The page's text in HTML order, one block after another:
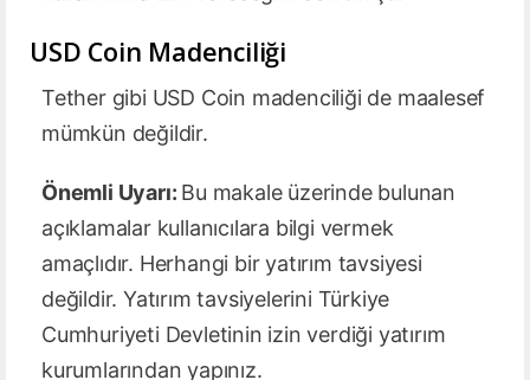
USD Coin Madenciliği
Tether gibi USD Coin madenciliği de maalesef
mümkün değildir.
Önemli Uyarı: Bu makale üzerinde bulunan
açıklamalar kullanıcılara bilgi vermek
amaçlıdır. Herhangi bir yatırım tavsiyesi
değildir. Yatırım tavsiyelerini Türkiye
Cumhuriyeti Devletinin izin verdiği yatırım
kurumlarından yapınız.